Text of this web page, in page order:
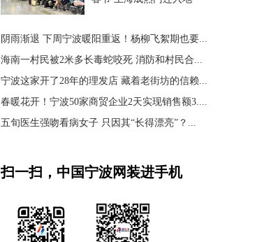
阴雨渐退 下周宁波暖阳重返！杨柳飞絮期也要...
海南一村民被2米多长毒蛇咬死 消防和村民合...
宁波这家开了28年的理发店 藏着老街坊的信赖...
春暖花开！宁波50家商贸企业2天实现销售额3....
五旬医生强吻看病女子 只因其“长得漂亮”？...
扫一扫，中国宁波网装进手机